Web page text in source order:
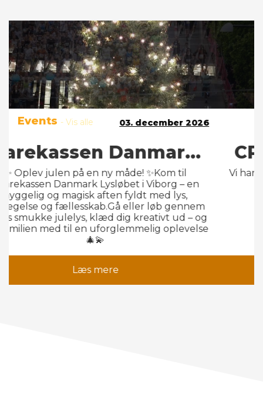
Events - Vis alle
Læs mere
03. december 2026
Sparekassen Danmark Lysløbet
✨ Oplev julen på en ny måde! ✨Kom til
Sparekassen Danmark Lysløbet i Viborg – en
hyggelig og magisk aften fyldt med lys,
bevægelse og fællesskab.Gå eller løb gennem
byens smukke julelys, klæd dig kreativt ud – og
tag familien med til en uforglemmelig oplevelse